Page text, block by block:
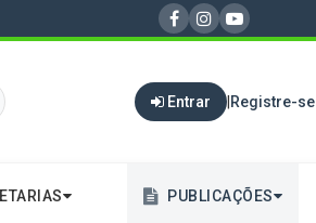
Entrar | Registre-se
PUBLICAÇÕES